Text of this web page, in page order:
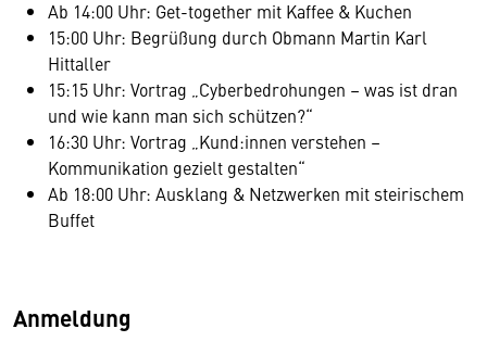
Ab 14:00 Uhr: Get-together mit Kaffee & Kuchen
15:00 Uhr: Begrüßung durch Obmann Martin Karl
Hittaller
15:15 Uhr: Vortrag „Cyberbedrohungen – was ist dran
und wie kann man sich schützen?“
16:30 Uhr: Vortrag „Kund:innen verstehen –
Kommunikation gezielt gestalten“
Ab 18:00 Uhr: Ausklang & Netzwerken mit steirischem
Buffet
Anmeldung